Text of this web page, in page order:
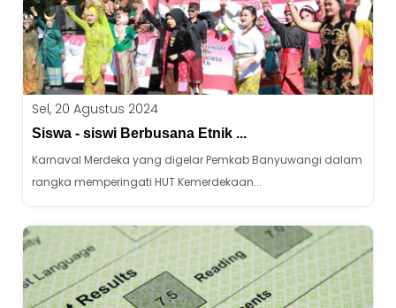
Sel, 20 Agustus 2024
Siswa - siswi Berbusana Etnik ...
Karnaval Merdeka yang digelar Pemkab Banyuwangi dalam
rangka memperingati HUT Kemerdekaan...